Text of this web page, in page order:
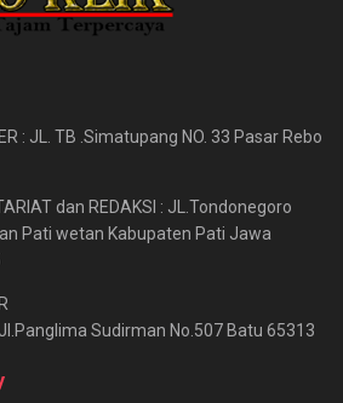
: JL. TB .Simatupang NO. 33 Pasar Rebo
dan REDAKSI : JL.Tondonegoro
Pati wetan Kabupaten Pati Jawa
Sudirman No.507 Batu 65313